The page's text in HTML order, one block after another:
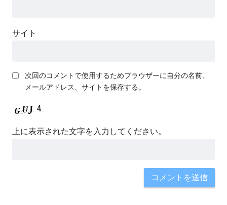
サイト
次回のコメントで使用するためブラウザーに自分の名前、
メールアドレス、サイトを保存する。
上に表示された文字を入力してください。